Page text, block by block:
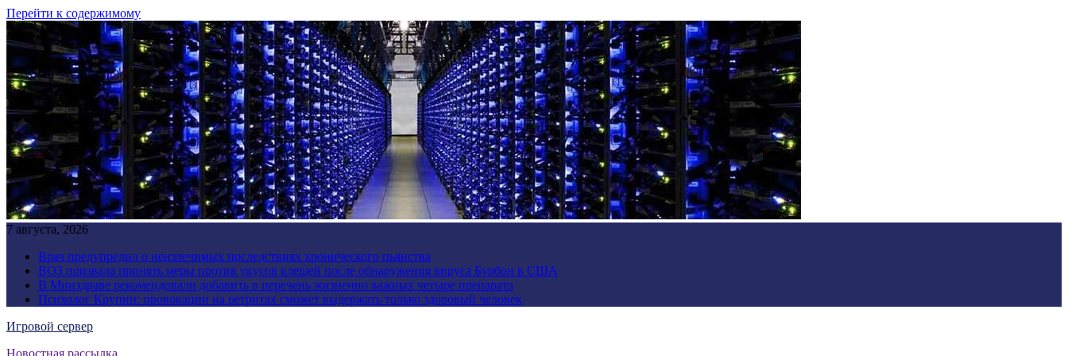
Перейти к содержимому
7 августа, 2026
Врач предупредил о неизлечимых последствиях хронического пьянства
ВОЗ призвала принять меры против укусов клещей после обнаружения вируса Бурбон в США
В Минздраве рекомендовали добавить в перечень жизненно важных четыре препарата
Психолог Крупин: провокации на ретритах сможет выдержать только здоровый человек
Игровой сервер
Новостная рассылка